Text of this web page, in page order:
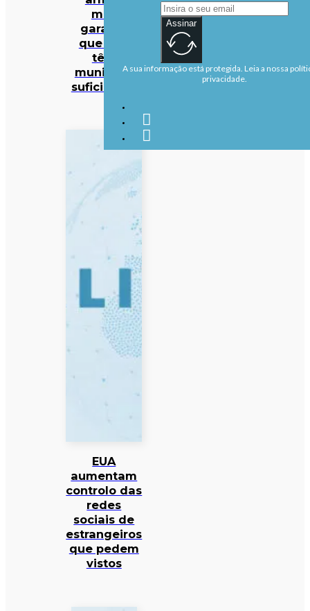
mas
garante
que EUA
têm
munições
suficientes
EUA
aumentam
controlo das
redes
sociais de
estrangeiros
que pedem
vistos
Assinar
A sua informação está protegida. Leia a nossa
privacidade.